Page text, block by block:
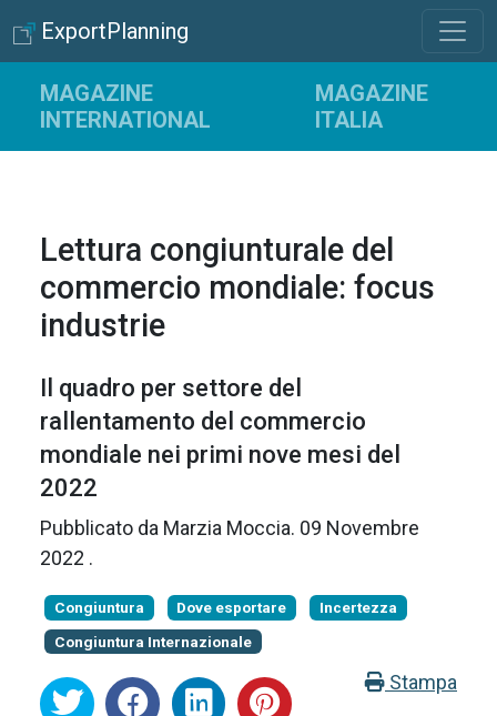
ExportPlanning
MAGAZINE
INTERNATIONAL
MAGAZINE
ITALIA
Lettura congiunturale del
commercio mondiale: focus
industrie
Il quadro per settore del
rallentamento del commercio
mondiale nei primi nove mesi del
2022
Pubblicato da Marzia Moccia. 09 Novembre
2022 .
Congiuntura Dove esportare
Incertezza
Congiuntura Internazionale
Stampa